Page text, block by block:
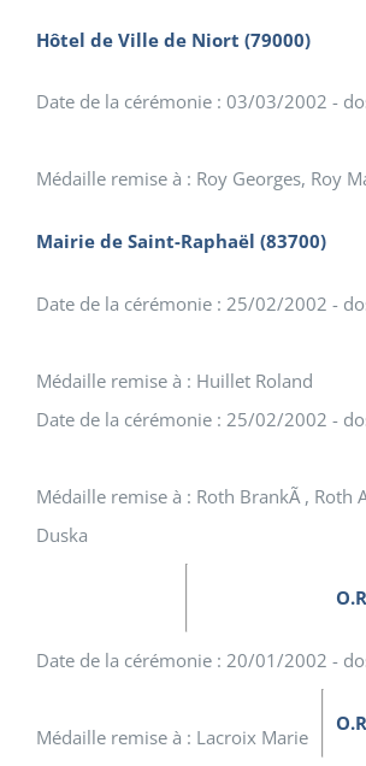
Hôtel de Ville de Niort (79000)
Date de la cérémonie : 03/03/2002 -
Médaille remise à : Roy Georges, Roy
Mairie de Saint-Raphaël (83700)
Date de la cérémonie : 25/02/2002 -
Médaille remise à : Huillet Roland
Date de la cérémonie : 25/02/2002 -
Médaille remise à : Roth BrankÃ , Roth
Duska
Date de la cérémonie : 20/01/2002 -
Médaille remise à : Lacroix Marie